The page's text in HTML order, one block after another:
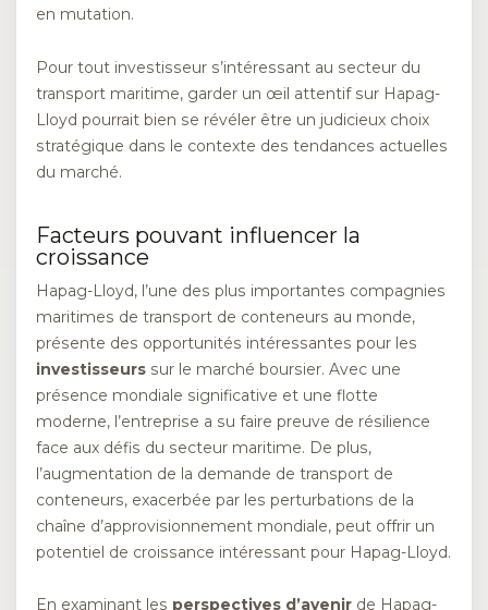
en mutation.
Pour tout investisseur s’intéressant au secteur du
transport maritime, garder un œil attentif sur Hapag-
Lloyd pourrait bien se révéler être un judicieux choix
stratégique dans le contexte des tendances actuelles
du marché.
Facteurs pouvant influencer la
croissance
Hapag-Lloyd, l’une des plus importantes compagnies
maritimes de transport de conteneurs au monde,
présente des opportunités intéressantes pour les
investisseurs sur le marché boursier. Avec une
présence mondiale significative et une flotte
moderne, l’entreprise a su faire preuve de résilience
face aux défis du secteur maritime. De plus,
l’augmentation de la demande de transport de
conteneurs, exacerbée par les perturbations de la
chaîne d’approvisionnement mondiale, peut offrir un
potentiel de croissance intéressant pour Hapag-Lloyd.
En examinant les perspectives d’avenir de Hapag-